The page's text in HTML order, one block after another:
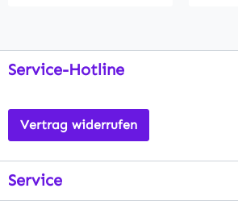
Service-Hotline
Vertrag widerrufen
Service